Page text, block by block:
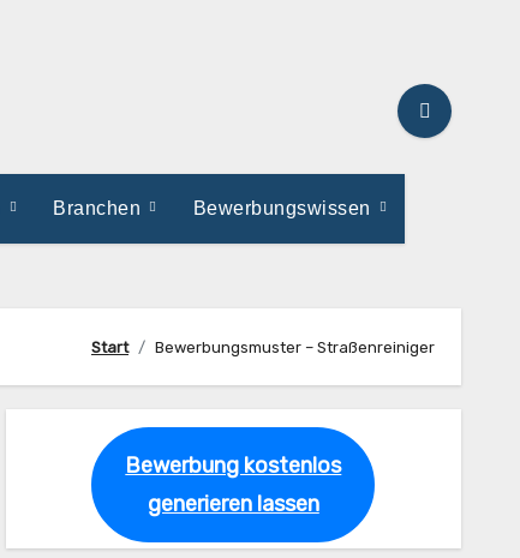
Branchen Bewerbungswissen
Start Bewerbungsmuster – Straßenreiniger
Bewerbung kostenlos
generieren lassen